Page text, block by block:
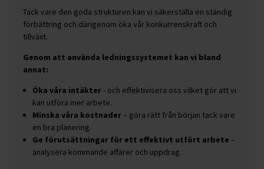
Tack vare den goda strukturen kan vi säkerställa en ständig
förbättring och därigenom öka vår konkurrenskraft och
tillväxt.
Genom att använda ledningssystemet kan vi bland
annat:
Öka våra intäkter- och effektivisera oss vilket gör att vi
kan utföra mer arbete.
Minska våra kostnader– göra rätt från början tack vare
en bra planering.
Ge förutsättningar för ett effektivt utfört arbete –
analysera kommande affärer och uppdrag.